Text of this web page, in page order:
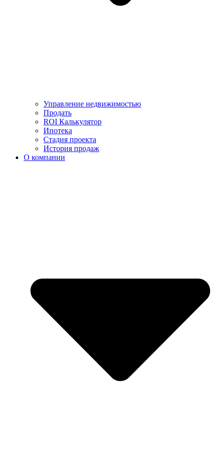
Управление недвижимостью
Продать
ROI Калькулятор
Ипотека
Стадия проекта
История продаж
О компании